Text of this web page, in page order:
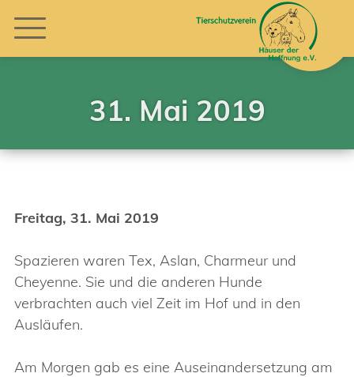
31. Mai 2019
Freitag, 31. Mai 2019
Spazieren waren Tex, Aslan, Charmeur und
Cheyenne. Sie und die anderen Hunde
verbrachten auch viel Zeit im Hof und in den
Ausläufen.
Am Morgen gab es eine Auseinandersetzung am